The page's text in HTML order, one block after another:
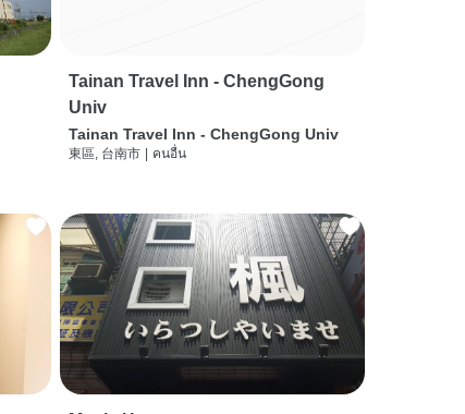
Tainan Travel Inn - ChengGong
Univ
Tainan Travel Inn - ChengGong Univ
東區, 台南市 คนอื่น